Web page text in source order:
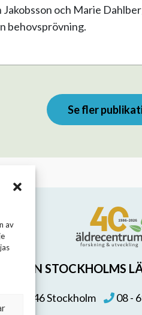
av
Jakobsson och Marie
behovsprövning.
Se fler
STOCKHOLMS
113 46 Stockholm 08 -